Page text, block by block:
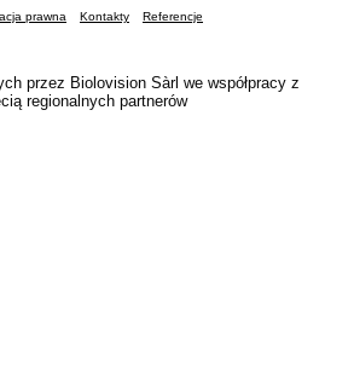
prawna Kontakty Referencje
przez Biolovision Sàrl we współpracy z
regionalnych partnerów